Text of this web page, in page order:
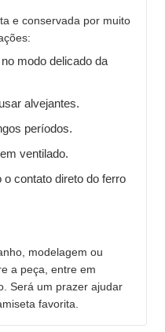
e conservada por muito
modo delicado da
alvejantes.
períodos.
ventilado.
contato direto do ferro
modelagem ou
a peça, entre em
Será um prazer ajudar
favorita.